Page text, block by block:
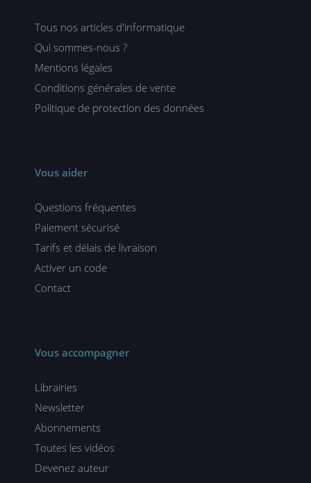
Tous nos articles d'informatique
Qui sommes-nous ?
Mentions légales
Conditions générales de vente
Politique de protection des données
Vous aider
Questions fréquentes
Paiement sécurisé
Tarifs et délais de livraison
Activer un code
Contact
Vous accompagner
Librairies
Newsletter
Abonnements
Toutes les vidéos
Devenez auteur